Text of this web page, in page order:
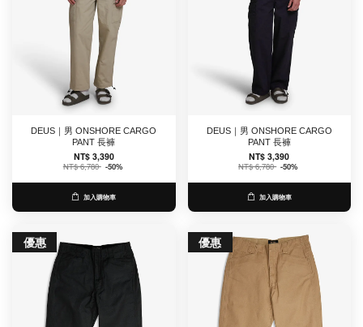
DEUS｜男 ONSHORE CARGO
PANT 長褲
NT$ 3,390
NT$ 6,780 -50%
加入購物車
DEUS｜男 ONSHORE CARGO
PANT 長褲
NT$ 3,390
NT$ 6,780 -50%
加入購物車
優惠 優惠